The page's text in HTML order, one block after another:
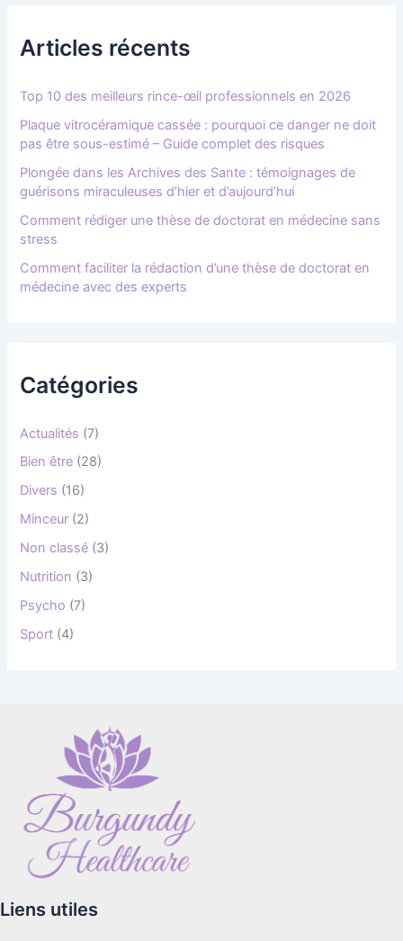
Articles récents
Top 10 des meilleurs rince-œil professionnels en 2026
Plaque vitrocéramique cassée : pourquoi ce danger ne doit
pas être sous-estimé – Guide complet des risques
Plongée dans les Archives des Sante : témoignages de
guérisons miraculeuses d’hier et d’aujourd’hui
Comment rédiger une thèse de doctorat en médecine sans
stress
Comment faciliter la rédaction d’une thèse de doctorat en
médecine avec des experts
Catégories
Actualités (7)
Bien être (28)
Divers (16)
Minceur (2)
Non classé (3)
Nutrition (3)
Psycho (7)
Sport (4)
Liens utiles